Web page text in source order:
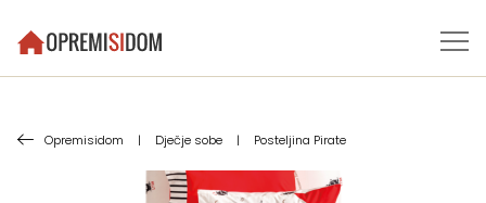
Opremisidom | Dječje sobe | Posteljina Pirate